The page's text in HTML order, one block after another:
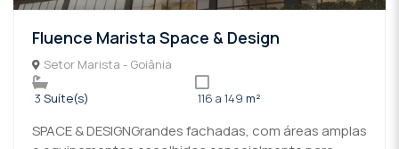
Fluence Marista Space & Design
Setor Marista - Goiânia
3 Suíte(s) 116 a 149 m²
SPACE & DESIGNGrandes fachadas, com áreas amplas